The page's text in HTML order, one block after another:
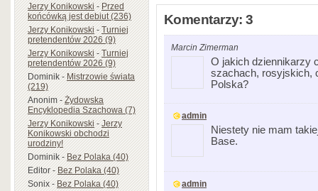
Jerzy Konikowski-Przed
końcówką jest debiut (236)
Jerzy Konikowski-Turniej
pretendentów 2026 (9)
Jerzy Konikowski-Turniej
pretendentów 2026 (9)
Dominik-Mistrzowie świata
(219)
Anonim-Żydowska
Encyklopedia Szachowa (7)
Jerzy Konikowski-Jerzy
Konikowski obchodzi
urodziny!
Dominik-Bez Polaka (40)
Editor-Bez Polaka (40)
Sonix-Bez Polaka (40)
Komentarzy: 3
Marcin Zimerman
O jakich dziennikarzy
szachach, rosyjskich,
Polska?
admin
Niestety nie mam
Base.
admin